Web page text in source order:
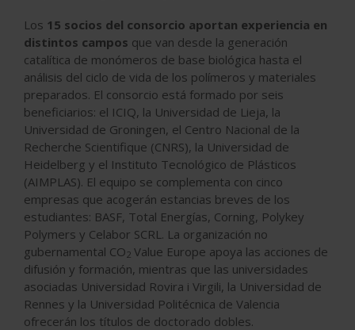
Los 15 socios del consorcio aportan experiencia en
distintos campos que van desde la generación
catalítica de monómeros de base biológica hasta el
análisis del ciclo de vida de los polímeros y materiales
preparados. El consorcio está formado por seis
beneficiarios: el ICIQ, la Universidad de Lieja, la
Universidad de Groningen, el Centro Nacional de la
Recherche Scientifique (CNRS), la Universidad de
Heidelberg y el Instituto Tecnológico de Plásticos
(AIMPLAS). El equipo se complementa con cinco
empresas que acogerán estancias breves de los
estudiantes: BASF, Total Energías, Corning, Polykey
Polymers y Celabor SCRL. La organización no
gubernamental CO2 Value Europe apoya las acciones de
difusión y formación, mientras que las universidades
asociadas Universidad Rovira i Virgili, la Universidad de
Rennes y la Universidad Politécnica de Valencia
ofrecerán los títulos de doctorado dobles.